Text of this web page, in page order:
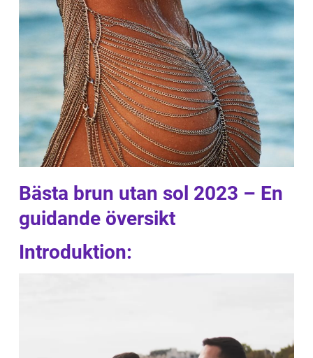
Bästa brun utan sol 2023 – En
guidande översikt
Introduktion: